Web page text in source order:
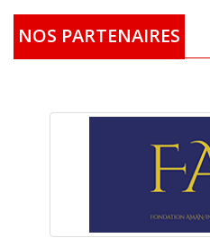
NOS PARTENAIRES